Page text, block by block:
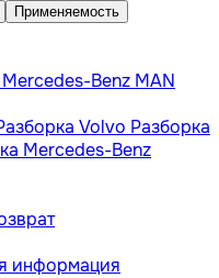
Применяемость
Mercedes-Benz MAN
Volvo Разборка
Mercedes-Benz
информация